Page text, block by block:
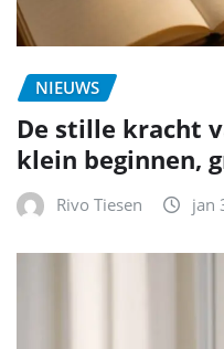
NIEUWS
De stille kracht
klein beginnen,
Rivo Tiesen jan